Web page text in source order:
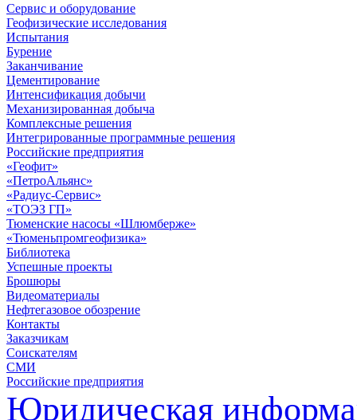
Сервис и оборудование
Геофизические исследования
Испытания
Бурение
Заканчивание
Цементирование
Интенсификация добычи
Механизированная добыча
Комплексные решения
Интегрированные программные решения
Российские предприятия
«Геофит»
«ПетроАльянс»
«Радиус-Сервис»
«ТОЭЗ ГП»
Тюменские насосы «Шлюмберже»
«Тюменьпромгеофизика»
Библиотека
Успешные проекты
Брошюры
Видеоматериалы
Нефтегазовое обозрение
Контакты
Заказчикам
Соискателям
СМИ
Российские предприятия
Юридическая